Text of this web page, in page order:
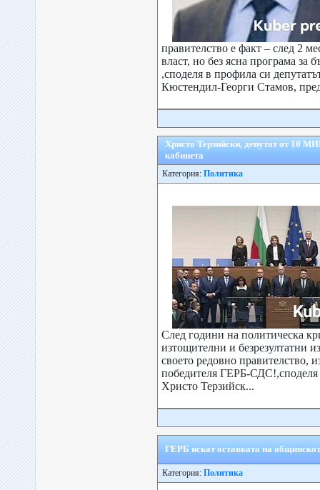
правителство е факт – след 2
власт, но без ясна програма за
,споделя в профила си
Кюстендил-Георги Стамов,
Христо Терзийски, депутат от 10
кабинета
Категория: Политика
След години на политическа
изтощителни и безрезултатни
своето редовно правителство,
победителя ГЕРБ-
Христо Терзийск...
ГЕРБ искат оставката на
Категория: Политика